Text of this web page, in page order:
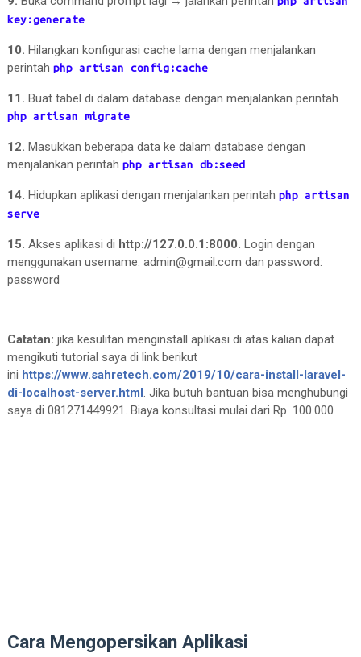
key:generate
10. Hilangkan konfigurasi cache lama dengan menjalankan
perintah php artisan config:cache
11. Buat tabel di dalam database dengan menjalankan perintah
php artisan migrate
12. Masukkan beberapa data ke dalam database dengan
menjalankan perintah php artisan db:seed
14. Hidupkan aplikasi dengan menjalankan perintah php artisan
serve
15. Akses aplikasi di http://127.0.0.1:8000. Login dengan
menggunakan username: admin@gmail.com dan password:
password
Catatan: jika kesulitan menginstall aplikasi di atas kalian dapat
mengikuti tutorial saya di link berikut
ini https://www.sahretech.com/2019/10/cara-install-laravel-
di-localhost-server.html . Jika butuh bantuan bisa menghubungi
saya di 081271449921. Biaya konsultasi mulai dari Rp. 100.000
Cara Mengopersikan Aplikasi